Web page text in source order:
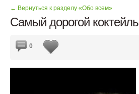
← Вернуться к разделу «Обо всем»
Самый дорогой коктейль
0